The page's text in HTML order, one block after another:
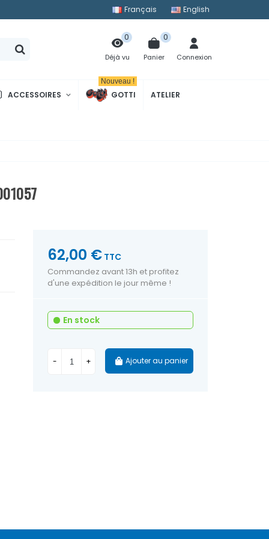
Français English
Déjà vu
0
Panier
0
Connexion
ACCESSOIRES GOTTI
Nouveau !
ATELIER
62,00 € TTC
Commandez avant 13h et profitez
d'une expédition le jour même !
En stock
- + Ajouter au panier